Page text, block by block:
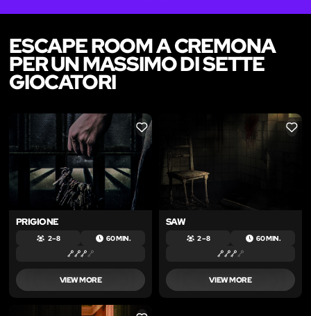
ESCAPE ROOM A CREMONA
PER UN MASSIMO DI SETTE
GIOCATORI
LIKE
PRIGIONE
2 – 8 60 MIN.
VIEW MORE
LIKE
SAW
2 – 8 60 MIN.
VIEW MORE